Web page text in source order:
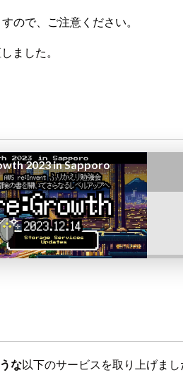
ので、ご注意ください。
ました。
な以下のサービスを取り上げまし